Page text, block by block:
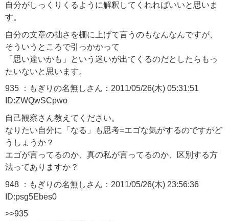
自分がしっくりくるように解釈してくれればいいと思いま
す。
自分の文章の拙さを棚に上げて言うのもなんなんですが、
そういうところで引っかかって
「思い違いかも」という迷いが出てくるのだとしたらもっ
たいないと思います。
935 ：もぎりの名無しさん：2011/05/26(木) 05:31:51
ID:ZWQwSCpwo
自己観察さん教えてください。
なりたい自分に「なる」も思考=エゴな気がするのですがど
うしょうか？
エゴが言ってるのか、真の私が言ってるのか、区別する方
法ってありますか？
948 ：もぎりの名無しさん：2011/05/26(木) 23:56:36
ID:psg5Ebes0
>>935